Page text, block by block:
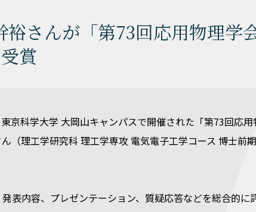
裕さんが「第73回応用物理学
賞
京科学大学 大岡山キャンパスで開催された「第73回応用
（理工学研究科 理工学専攻 電気電子工学コース 博士前
表内容、プレゼンテーション、質疑応答などを総合的に